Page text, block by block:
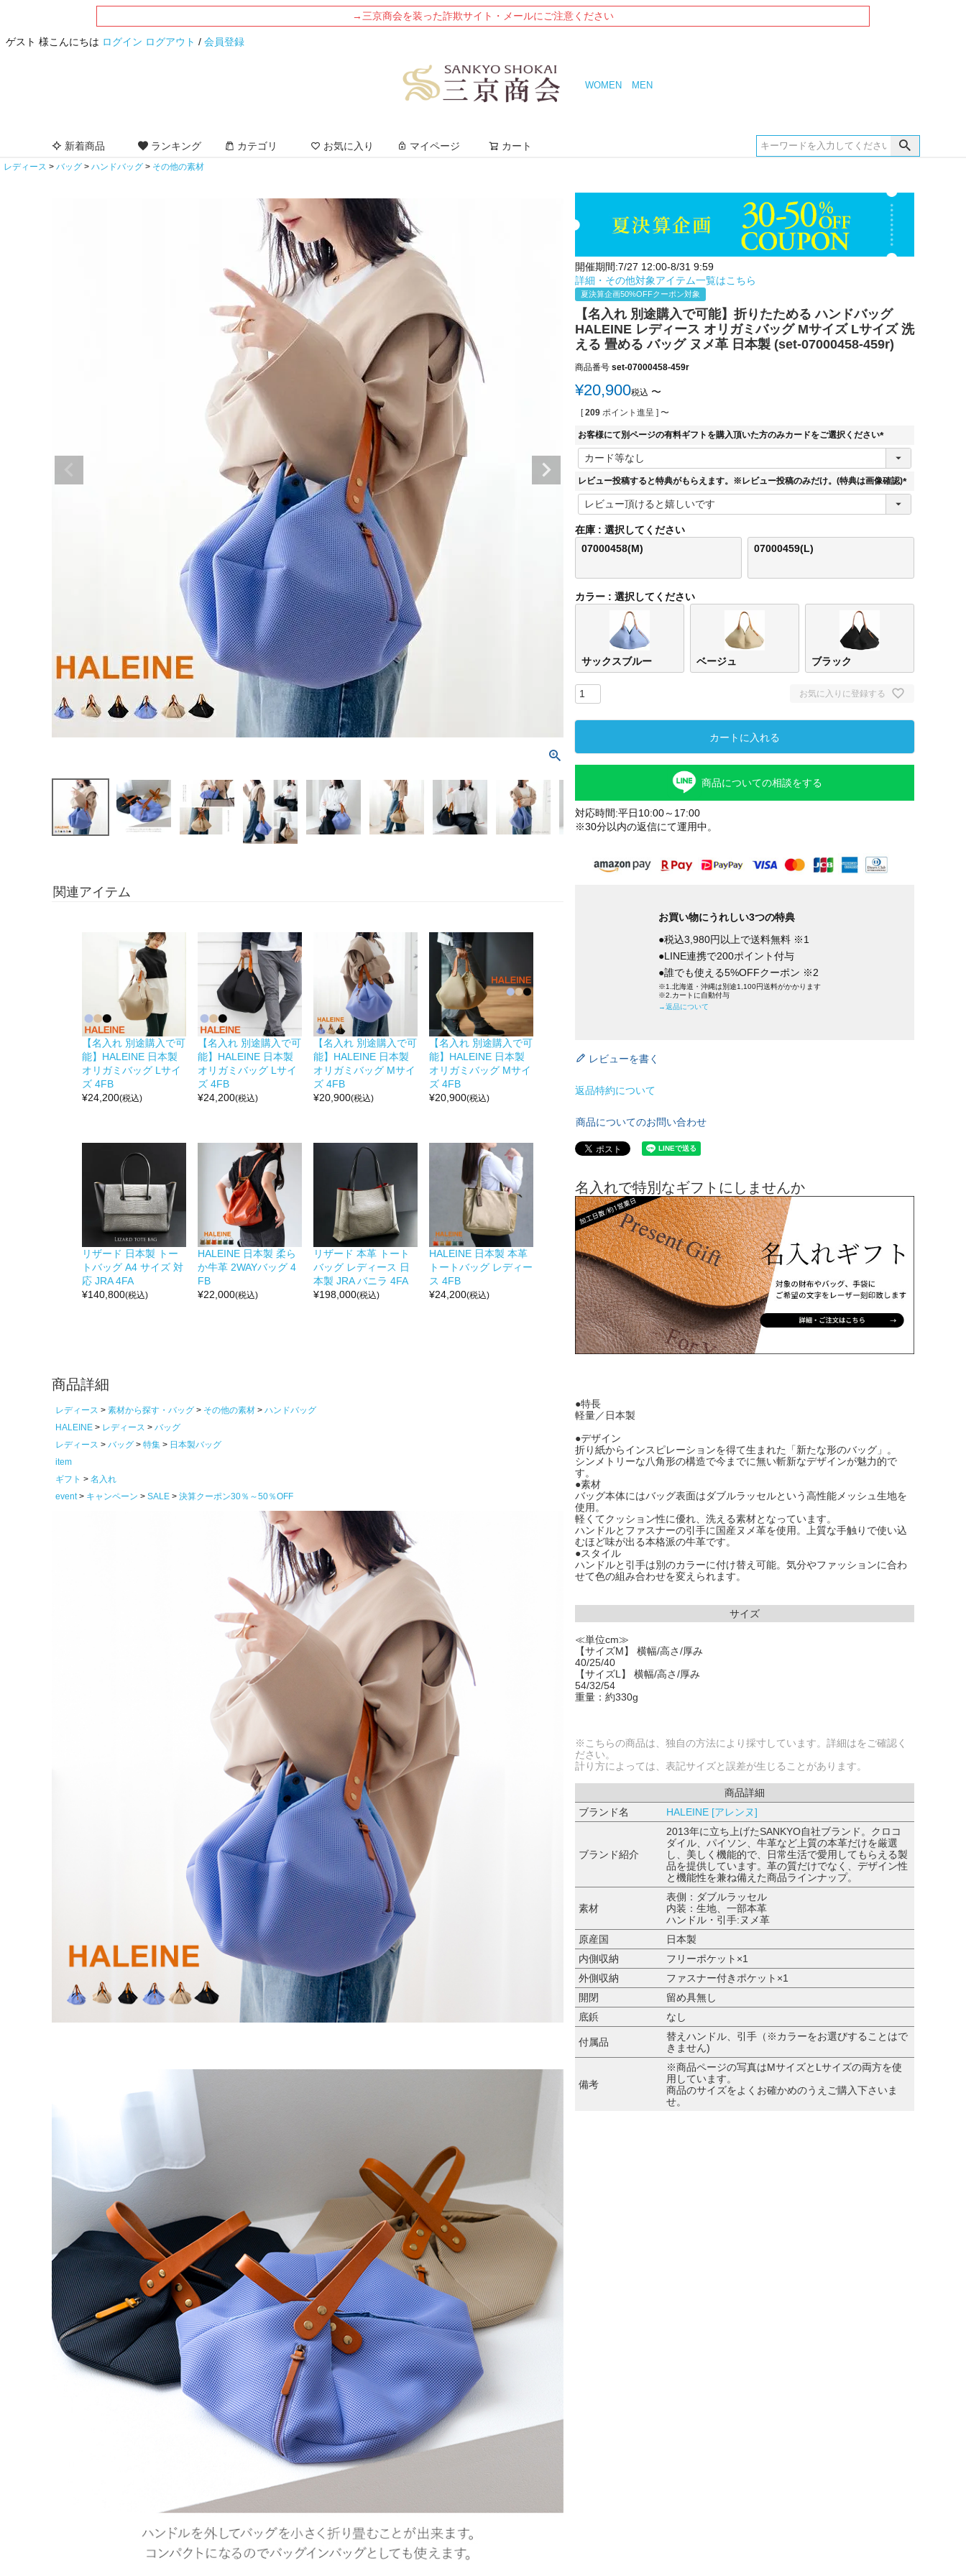
→三京商会を装った詐欺サイト・メールにご注意ください
ゲスト 様こんにちは ログイン ログアウト / 会員登録
WOMEN MEN
新着商品 ランキング カテゴリ お気に入り マイページ カート
レディース バッグ ハンドバッグ その他の素材
関連アイテム
【名入れ 別途購入で可
能】HALEINE 日本製
オリガミバッグ Lサイ
ズ 4FB
¥24,200(税込)
【名入れ 別途購入で可
能】HALEINE 日本製
オリガミバッグ Lサイ
ズ 4FB
¥24,200(税込)
【名入れ 別途購入で可
能】HALEINE 日本製
オリガミバッグ Mサイ
ズ 4FB
¥20,900(税込)
【名入れ 別途購入で可
能】HALEINE 日本製
オリガミバッグ Mサイ
ズ 4FB
¥20,900(税込)
リザード 日本製 トー
トバッグ A4 サイズ 対
応 JRA 4FA
¥140,800(税込)
HALEINE 日本製 柔ら
か牛革 2WAYバッグ 4
FB
¥22,000(税込)
リザード 本革 トート
バッグ レディース 日
本製 JRA バニラ 4FA
¥198,000(税込)
HALEINE 日本製 本革
トートバッグ レディー
ス 4FB
¥24,200(税込)
商品詳細
レディース 素材から探す・バッグ その他の素材
ハンドバッグ
HALEINE
レディース
バッグ
レディース
バッグ 特集
日本製バッグ
item
ギフト
名入れ
event
キャンペーン SALE 決算クーポン30％～50％OFF
開催期間:7/27 12:00-8/31 9:59
詳細・その他対象アイテム一覧はこちら
夏決算企画50%OFFクーポン対象
【名入れ 別途購入で可能】折りたためる ハンドバッグ
HALEINE レディース オリガミバッグ Mサイズ Lサイズ 洗
える 畳める バッグ ヌメ革 日本製 (set-07000458-459r)
商品番号 set-07000458-459r
¥20,900税込 〜
[ 209 ポイント進呈 ] 〜
お客様にて別ページの有料ギフトを購入頂いた方のみカードをご選択ください
(
須
レビュー投稿すると特典がもらえます。※レビュー投稿のみだけ。(特典は画像確認)
(
)
在庫
選択してください
07000458(M)
07000459(L)
カラー 選択してください
サックスブルー ベージュ ブラック
お気に入りに登録する
カートに入れる
商品についての相談をする
対応時間:平日10:00～17:00
※30分以内の返信にて運用中。
お買い物にうれしい3つの特典
●税込3,980円以上で送料無料 ※1
●LINE連携で200ポイント付与
●誰でも使える5%OFFクーポン ※2
※1.北海道・沖縄は別途1,100円送料がかかります
※2.カートに自動付与
→返品について
レビューを書く
返品特約について
商品についてのお問い合わせ
名入れで特別なギフトにしませんか
●特長
軽量／日本製
●デザイン
折り紙からインスピレーションを得て生まれた「新たな形のバッグ」。
シンメトリーな八角形の構造で今までに無い斬新なデザインが魅力的で
す。
●素材
バッグ本体にはバッグ表面はダブルラッセルという高性能メッシュ生地を
使用。
軽くてクッション性に優れ、洗える素材となっています。
ハンドルとファスナーの引手に国産ヌメ革を使用。上質な手触りで使い込
むほど味が出る本格派の牛革です。
●スタイル
ハンドルと引手は別のカラーに付け替え可能。気分やファッションに合わ
せて色の組み合わせを変えられます。
サイズ
≪単位cm≫
【サイズM】 横幅/高さ/厚み
40/25/40
【サイズL】 横幅/高さ/厚み
54/32/54
重量：約330g
※こちらの商品は、独自の方法により採寸しています。詳細はをご確認く
ださい。
計り方によっては、表記サイズと誤差が生じることがあります。
商品詳細
ブランド名
HALEINE [アレンヌ]
ブランド紹介
2013年に立ち上げたSANKYO自社ブランド。クロコ
ダイル、パイソン、牛革など上質の本革だけを厳選
し、美しく機能的で、日常生活で愛用してもらえる製
品を提供しています。革の質だけでなく、デザイン性
と機能性を兼ね備えた商品ラインナップ。
素材
表側：ダブルラッセル
内装：生地、一部本革
ハンドル・引手:ヌメ革
原産国
日本製
内側収納
フリーポケット×1
外側収納
ファスナー付きポケット×1
開閉
留め具無し
底鋲
なし
付属品
替えハンドル、引手（※カラーをお選びすることはで
きません)
備考
※商品ページの写真はMサイズとLサイズの両方を使
用しています。
商品のサイズをよくお確かめのうえご購入下さいま
せ。